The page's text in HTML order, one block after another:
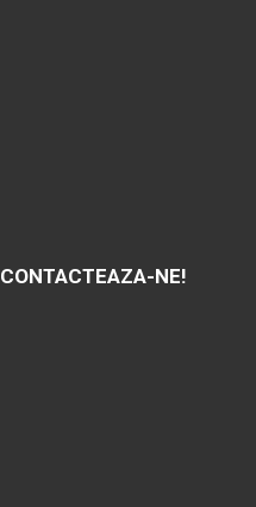
CONTACTEAZA-NE!